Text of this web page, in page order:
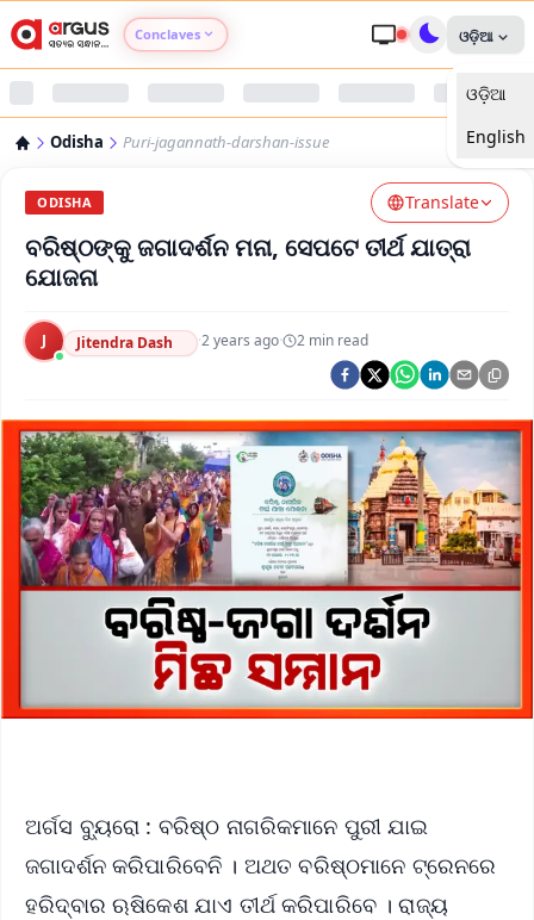
Conclaves
Argus Swaad Odisha
ଓଡ଼ିଆ
ଓଡ଼ିଆ
English
Odisha Puri-jagannath-darshan-issue
ODISHA Translate
ବରିଷ୍ଠଙ୍କୁ ଜଗାଦର୍ଶନ ମନା, ସେପଟେ ତୀର୍ଥ ଯାତ୍ରା
ଯୋଜନା
J Jitendra Dash ·2 years ago· 2 min read
ଅର୍ଗସ ବ୍ୟୁରୋ : ବରିଷ୍ଠ ନାଗରିକମାନେ ପୁରୀ ଯାଇ
ଜଗାଦର୍ଶନ କରିପାରିବେନି । ଅଥତ ବରିଷ୍ଠମାନେ ଟ୍ରେନରେ
ହରିଦ୍ବାର ଋଷିକେଶ ଯାଏ ତୀର୍ଥ କରିପାରିବେ । ରାଜ୍ୟ